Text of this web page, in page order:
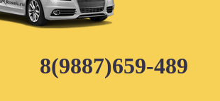
8(9887)659-489